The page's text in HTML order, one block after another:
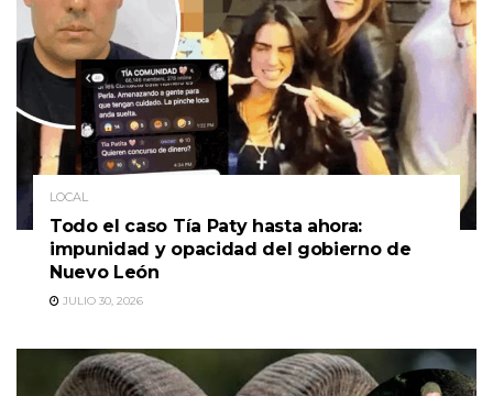
LOCAL
Todo el caso Tía Paty hasta ahora:
impunidad y opacidad del gobierno de
Nuevo León
JULIO 30, 2026